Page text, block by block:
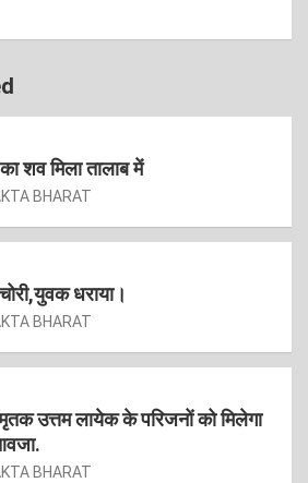
शव मिला तालाब में
BHARAT
धराया।
BHARAT
उत्तम लायेक के परिजनों को मिलेगा
BHARAT